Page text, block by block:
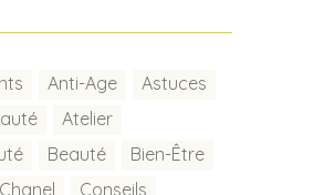
Anti-Age
Astuces
Atelier
Beauté
Bien-Être
Chanel
Conseils